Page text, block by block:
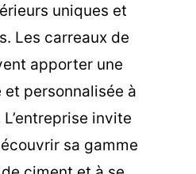
uniques et
Les carreaux de
apporter une
personnalisée à
invite
sa gamme